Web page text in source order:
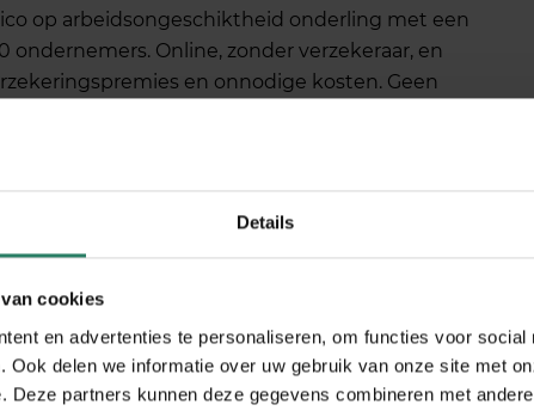
Details
cookies
en advertenties te personaliseren, om functies voor social
Ook delen we informatie over uw gebruik van onze site met
Deze partners kunnen deze gegevens combineren met
op arbeidsongeschiktheid onderling met een
ondernemers. Online, zonder verzekeraar, en
en onnodige kosten. Geen
de grote […]
groot dat je daarnaast nog een baan hebt, je
je jezelf stellen als startende zzp’er die ook
Lees allereerst je contract erop na: in